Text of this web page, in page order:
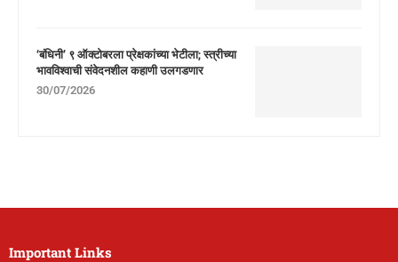
‘बंधिनी’ ९ ऑक्टोबरला प्रेक्षकांच्या भेटीला; स्त्रीच्या
भावविश्वाची संवेदनशील कहाणी उलगडणार
30/07/2026
Important Links